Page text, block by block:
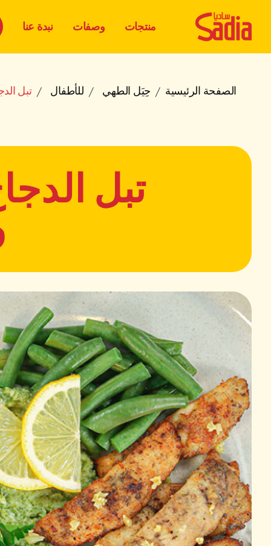
منتجات وصفات نبدة عنا
الصفحة الرئيسية حِيَل الطهي للأطفال تبل
تبل